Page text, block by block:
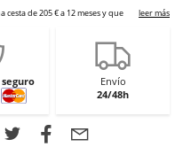
seguro
Envío
24/48h